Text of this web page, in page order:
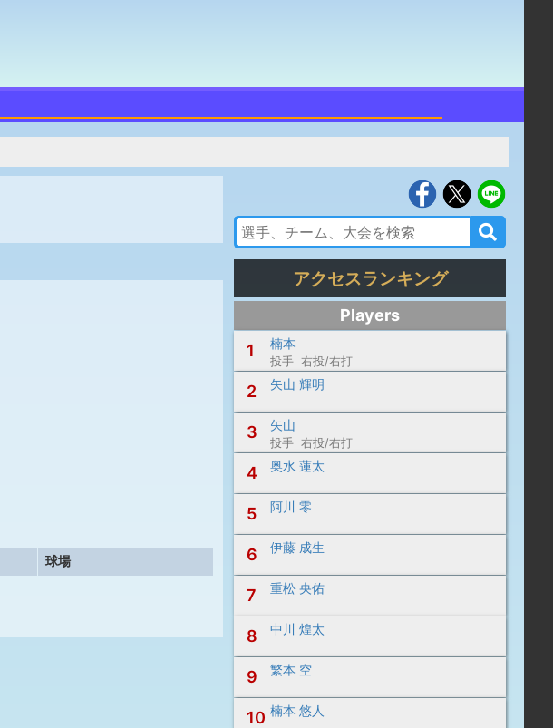
球場
アクセスランキング
Players
1
楠本
投手 右投/右打
2 矢山 輝明
3 矢山
投手 右投/右打
4 奥水 蓮太
5 阿川 零
6 伊藤 成生
7 重松 央佑
8 中川 煌太
9 繁本 空
10 楠本 悠人